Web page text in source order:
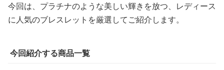
今回は、プラチナのような美しい輝きを放つ、レディース
に人気のブレスレットを厳選してご紹介します。
今回紹介する商品一覧